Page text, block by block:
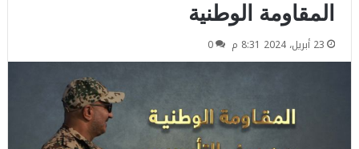
المقاومة الوطنية
23 أبريل، 2024 8:31 م 0